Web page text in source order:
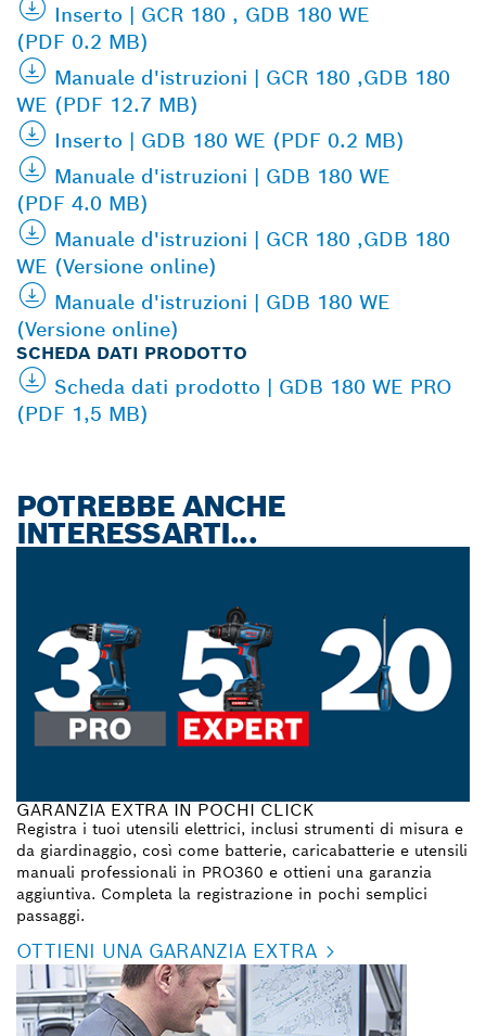
Inserto | GCR 180 , GDB 180 WE
(PDF 0.2 MB)
Manuale d'istruzioni | GCR 180 ,GDB 180
WE (PDF 12.7 MB)
Inserto | GDB 180 WE (PDF 0.2 MB)
Manuale d'istruzioni | GDB 180 WE
(PDF 4.0 MB)
Manuale d'istruzioni | GCR 180 ,GDB 180
WE (Versione online)
Manuale d'istruzioni | GDB 180 WE
(Versione online)
SCHEDA DATI PRODOTTO
Scheda dati prodotto | GDB 180 WE PRO
(PDF 1,5 MB)
POTREBBE ANCHE
INTERESSARTI...
GARANZIA EXTRA IN POCHI CLICK
Registra i tuoi utensili elettrici, inclusi strumenti di misura e
da giardinaggio, così come batterie, caricabatterie e utensili
manuali professionali in PRO360 e ottieni una garanzia
aggiuntiva. Completa la registrazione in pochi semplici
passaggi.
OTTIENI UNA GARANZIA EXTRA